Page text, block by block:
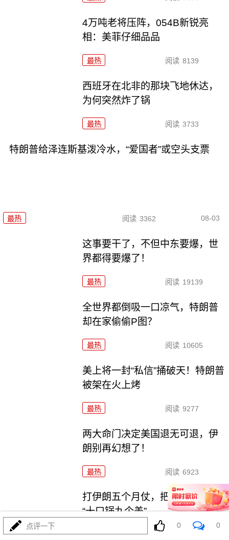
4万吨老将压阵，054B新锐亮
相：美菲仔细品品
最热 阅读 8139
西班牙在北非的那块飞地休达，
为何突然炸了锅
最热 阅读 3733
特朗普给泽连斯基泼冷水，“爱国者”或空头支票
最热 阅读 3362 08-03
这事要干了，不但中东要爆，世
界都得要爆了！
最热 阅读 19139
全世界都倒吸一口凉气，特朗普
却在家偷偷P图？
最热 阅读 10605
美上将一封“私信”捅破天！特朗普
被架在火上烤
最热 阅读 9277
两大命门决定美国退无可退，伊
朗别再幻想了！
最热 阅读 6923
打伊朗五个月仗，把美军打成了
“十口锅九个盖”
最热
点评一下 0 0